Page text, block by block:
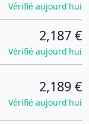
Vérifié aujourd'hui
2,187 €
Vérifié aujourd'hui
2,189 €
Vérifié aujourd'hui